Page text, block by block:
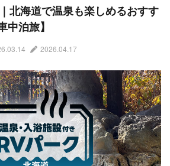
北海道で温泉も楽しめるおすす
中泊旅】
2026.04.17